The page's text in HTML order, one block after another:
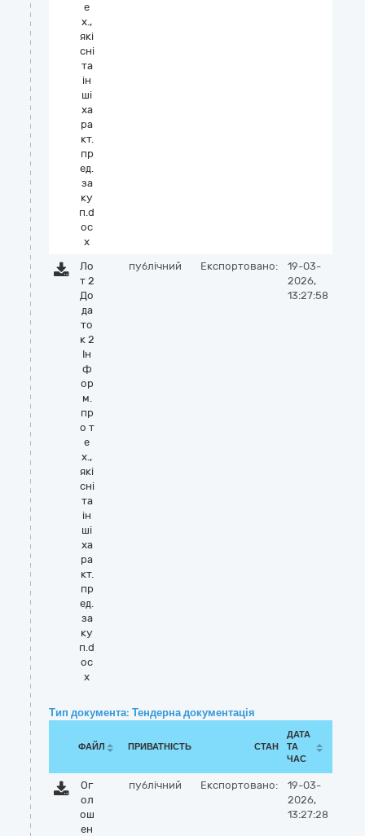
е
х.,
які
сні
та
ін
ші
ха
ра
кт.
пр
ед.
за
ку
п.d
oc
x
Ло
т 2
До
да
то
к 2
Ін
ф
ор
м.
пр
о т
е
х.,
які
сні
та
ін
ші
ха
ра
кт.
пр
ед.
за
ку
п.d
oc
x
публічний Експортовано:
19-03-
2026,
13:27:58
Тип документа: Тендерна документація
ФАЙЛ ПРИВАТНІСТЬ СТАН
ДАТА
ТА
ЧАС
Ог
ол
ош
ен
публічний Експортовано:
19-03-
2026,
13:27:28